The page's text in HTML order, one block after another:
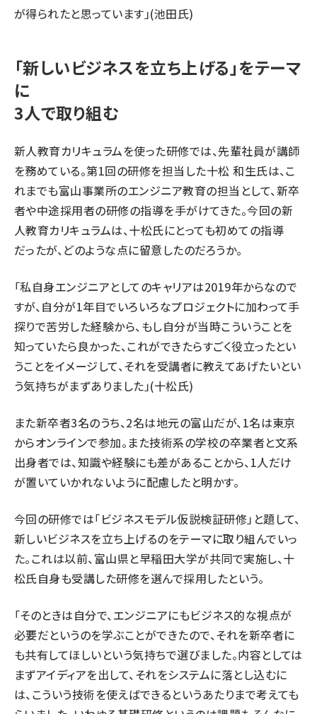
が得られたと思っています」(池田氏)
「新しいビジネスを立ち上げる」をテーマ
に
3人で取り組む
新人教育カリキュラムを使った研修では、先輩社員が講師
を務めている。第1回の研修を担当した十松 和生氏は、こ
れまでも富山事業所のエンジニア教育の担当として、新卒
者や中途採用者の研修の指導を手がけてきた。今回の新
人教育カリキュラムは、十松氏にとっても初めての指導
だったが、どのような点に留意したのだろうか。
「私自身エンジニアとしてのキャリアは2019年からなので
すが、自分が1年目でいろいろなプロジェクトに加わって手
探りで苦労した経験から、もし自分が当時こういうことを
知っていたら良かった、これができたらすごく役立ったとい
うことをイメージして、それを受講者に教えてあげたいとい
う気持ちがまずありました」(十松氏)
また新卒者3名のうち、2名は地元の富山だが、1名は東京
からオンラインで参加。また技術系の学校の卒業者と文系
出身者では、知識や経験にも差があることから、1人だけ
が置いていかれないように配慮したと明かす。
今回の研修では「ビジネスモデル仮説検証研修」と題して、
新しいビジネスを立ち上げるのをテーマに取り組んでいっ
た。これは以前、富山県と早稲田大学が共同で実施し、十
松氏自身も受講した研修を選んで採用したという。
「そのときは自分で、エンジニアにもビジネス的な視点が
必要だというのを学ぶことができたので、それを新卒者に
も共有してほしいという気持ちで選びました。内容としては
まずアイディアを出して、それをシステムに落とし込むに
は、こういう技術を使えばできるというあたりまで考えても